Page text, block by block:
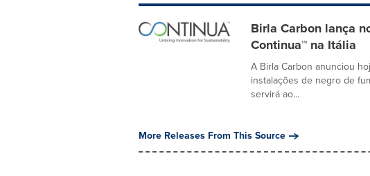
Birla Carbon lança
Continua™ na Itália
A Birla Carbon anunciou
instalações de negro de
servirá ao...
More Releases From This Source